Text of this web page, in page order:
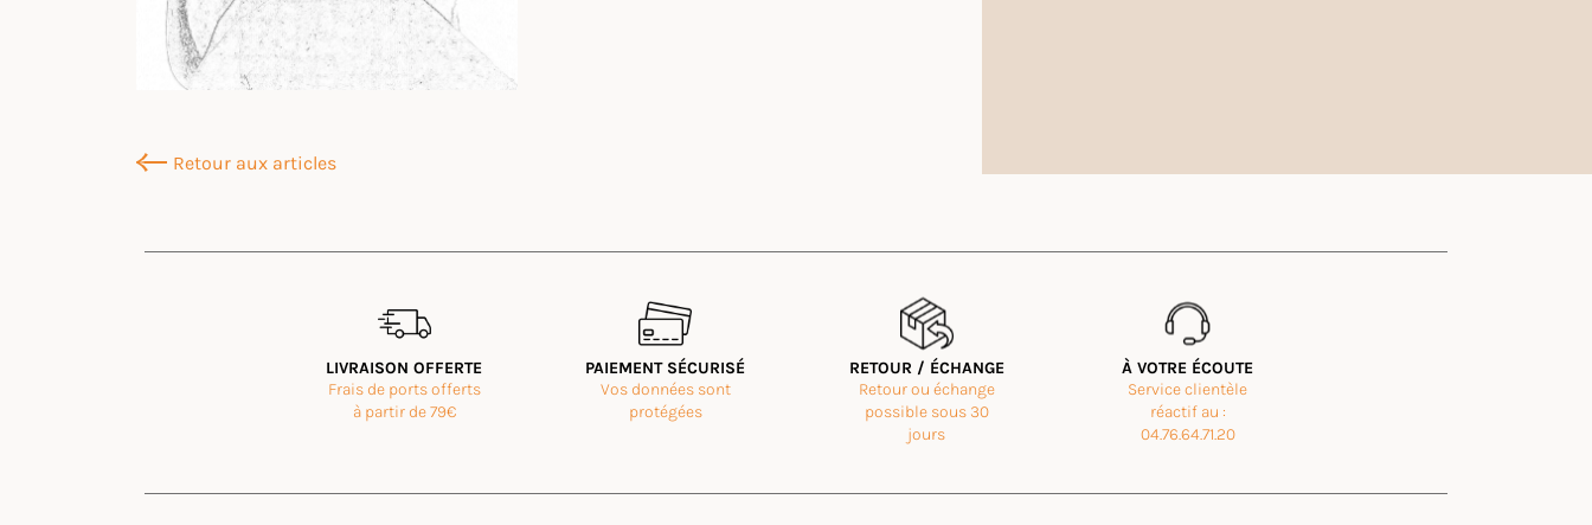
Retour aux articles
LIVRAISON OFFERTE
Frais de ports offerts
à partir de 79€
PAIEMENT SÉCURISÉ
Vos données sont
protégées
RETOUR / ÉCHANGE
Retour ou échange
possible sous 30
jours
À VOTRE ÉCOUTE
Service clientèle
réactif au :
04.76.64.71.20